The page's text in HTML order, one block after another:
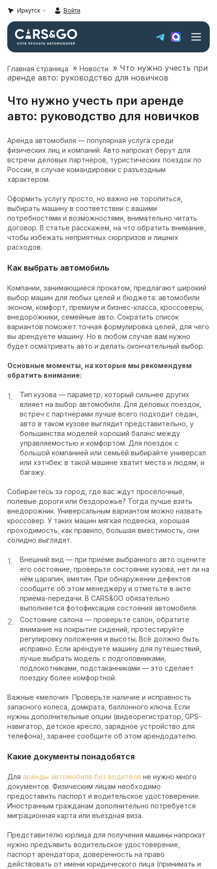
Иркутск Войти
Автопарк
Super sale
Локации Иркутска
Условия аренды
О компании
Контакты
Главная страница » Новости » Что нужно учесть при
аренде авто: руководство для новичков
Что нужно учесть при аренде
авто: руководство для новичков
Аренда автомобиля — популярная услуга среди
физических лиц и компаний. Авто напрокат берут для
встречи деловых партнёров, туристических поездок по
России, в случае командировки с разъездным
характером.
Оформить услугу просто, но важно не торопиться,
выбирать машину в соответствии с вашими
потребностями и возможностями, внимательно читать
договор. В статье расскажем, на что обратить внимание,
чтобы избежать неприятных сюрпризов и лишних
расходов.
Как выбрать автомобиль
Компании, занимающиеся прокатом, предлагают широкий
выбор машин для любых целей и бюджета: автомобили
эконом, комфорт, премиум и бизнес-класса, кроссоверы,
внедорожники, семейные авто. Сократить список
вариантов поможет точная формулировка целей, для чего
вы арендуете машину. Но в любом случае вам нужно
будет осматривать авто и делать окончательный выбор.
Основные моменты, на которые мы рекомендуем
обратить внимание:
Тип кузова — параметр, который сильнее других
влияет на выбор автомобиля. Для деловых поездок,
встреч с партнёрами лучше всего подходит седан,
авто в таком кузове выглядит представительно, у
большинства моделей хороший баланс между
управляемостью и комфортом. Для поездок с
большой компанией или семьёй выбирайте универсал
или хэтчбек: в такой машине хватит места и людям, и
багажу.
Собираетесь за город, где вас ждут просёлочные,
полевые дороги или бездорожье? Тогда лучше взять
внедорожник. Универсальным вариантом можно назвать
кроссовер. У таких машин мягкая подвеска, хорошая
проходимость, как правило, большая вместимость, они
солидно выглядят.
Внешний вид — при приёме выбранного авто оцените
его состояние, проверьте состояние кузова, нет ли на
нём царапин, вмятин. При обнаружении дефектов
сообщите об этом менеджеру и отметьте в акте
приёма-передачи. В CARS&GO обязательно
выполняется фотофиксация состояния автомобиля.
Состояние салона — проверьте салон, обратите
внимание на покрытие сидений, протестируйте
регулировку положения и высоты. Всё должно быть
исправно. Если арендуете машину для путешествий,
лучше выбрать модель с подголовниками,
подлокотниками, подстаканниками — это сделает
поездку более комфортной.
Важные «мелочи». Проверьте наличие и исправность
запасного колеса, домкрата, баллонного ключа. Если
нужны дополнительные опции (видеорегистратор, GPS-
навигатор, детское кресло, зарядное устройство для
телефона), заранее сообщите об этом арендодателю.
Какие документы понадобятся
Для аренды автомобиля без водителя не нужно много
документов. Физическим лицам необходимо
предоставить паспорт и водительское удостоверение.
Иностранным гражданам дополнительно потребуется
миграционная карта или въездная виза.
Представителю юрлица для получения машины напрокат
нужно предъявить водительское удостоверение,
паспорт арендатора, доверенность на право
действовать от имени юридического лица (принимать и